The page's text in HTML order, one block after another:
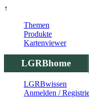
↑
LGRBhome
LGRBbohrungen
Themen
Produkte
Kartenviewer
LGRBwissen
Anmelden /